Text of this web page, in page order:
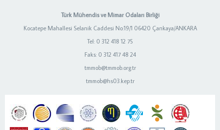
Türk Mühendis ve Mimar Odaları Birliği
Kocatepe Mahallesi Selanik Caddesi No:19/1 06420 Çankaya/ANKARA
Tel: 0 312 418 12 75
Faks: 0 312 417 48 24
tmmob@tmmob.org.tr
tmmob@hs03.kep.tr